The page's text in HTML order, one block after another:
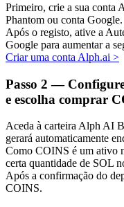
Parceiros Bitrue
Primeiro, crie a sua conta
Phantom ou conta Google.
Após o registo, ative a
Google para aumentar a
Criar uma conta Alph.ai >
Passo 2 —
e escolha comprar
Aceda à carteira Alph AI
gerará automaticamente
Como COINS é um ativo
certa quantidade de SOL
Após a confirmação do
COINS.